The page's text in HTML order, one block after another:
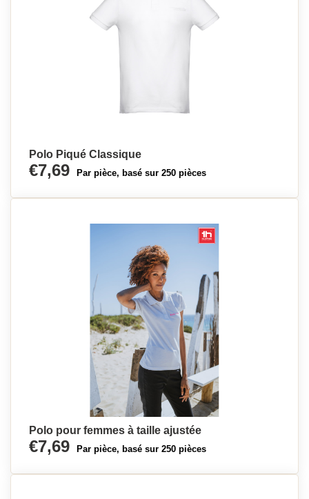
Polo Piqué Classique
€7,69 Par pièce, basé sur 250 pièces
Polo pour femmes à taille ajustée
€7,69 Par pièce, basé sur 250 pièces